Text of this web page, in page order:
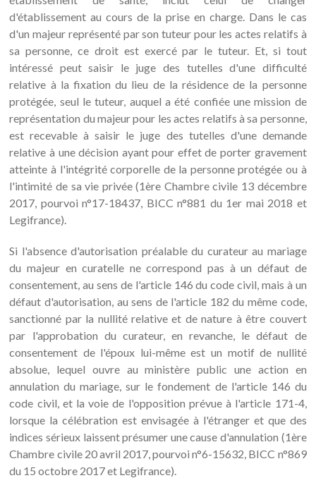
d'établissement au cours de la prise en charge. Dans le cas
d'un majeur représenté par son tuteur pour les actes relatifs à
sa personne, ce droit est exercé par le tuteur. Et, si tout
intéressé peut saisir le juge des tutelles d'une difficulté
relative à la fixation du lieu de la résidence de la personne
protégée, seul le tuteur, auquel a été confiée une mission de
représentation du majeur pour les actes relatifs à sa personne,
est recevable à saisir le juge des tutelles d'une demande
relative à une décision ayant pour effet de porter gravement
atteinte à l'intégrité corporelle de la personne protégée ou à
l'intimité de sa vie privée (1ère Chambre civile 13 décembre
2017, pourvoi n°17-18437, BICC n°881 du 1er mai 2018 et
Legifrance).
Si l'absence d'autorisation préalable du curateur au mariage
du majeur en curatelle ne correspond pas à un défaut de
consentement, au sens de l'article 146 du code civil, mais à un
défaut d'autorisation, au sens de l'article 182 du même code,
sanctionné par la nullité relative et de nature à être couvert
par l'approbation du curateur, en revanche, le défaut de
consentement de l'époux lui-même est un motif de nullité
absolue, lequel ouvre au ministère public une action en
annulation du mariage, sur le fondement de l'article 146 du
code civil, et la voie de l'opposition prévue à l'article 171-4,
lorsque la célébration est envisagée à l'étranger et que des
indices sérieux laissent présumer une cause d'annulation (1ère
Chambre civile 20 avril 2017, pourvoi n°6-15632, BICC n°869
du 15 octobre 2017 et Legifrance).